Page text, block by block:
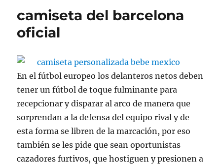
camiseta del barcelona
oficial
En el fútbol europeo los delanteros netos deben
tener un fútbol de toque fulminante para
recepcionar y disparar al arco de manera que
sorprendan a la defensa del equipo rival y de
esta forma se libren de la marcación, por eso
también se les pide que sean oportunistas
cazadores furtivos, que hostiguen y presionen a